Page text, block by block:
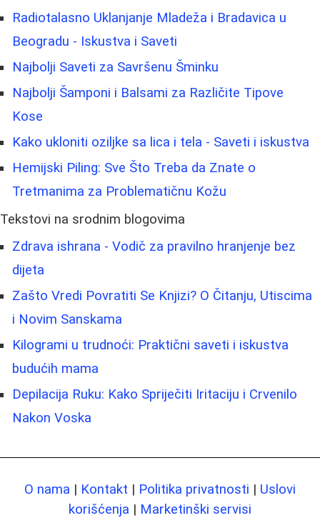
Radiotalasno Uklanjanje Mladeža i Bradavica u
Beogradu - Iskustva i Saveti
Najbolji Saveti za Savršenu Šminku
Najbolji Šamponi i Balsami za Različite Tipove
Kose
Kako ukloniti oziljke sa lica i tela - Saveti i iskustva
Hemijski Piling: Sve Što Treba da Znate o
Tretmanima za Problematičnu Kožu
Tekstovi na srodnim blogovima
Zdrava ishrana - Vodič za pravilno hranjenje bez
dijeta
Zašto Vredi Povratiti Se Knjizi? O Čitanju, Utiscima
i Novim Sanskama
Kilogrami u trudnoći: Praktični saveti i iskustva
budućih mama
Depilacija Ruku: Kako Spriječiti Iritaciju i Crvenilo
Nakon Voska
O nama | Kontakt | Politika privatnosti | Uslovi
korišćenja | Marketinški servisi